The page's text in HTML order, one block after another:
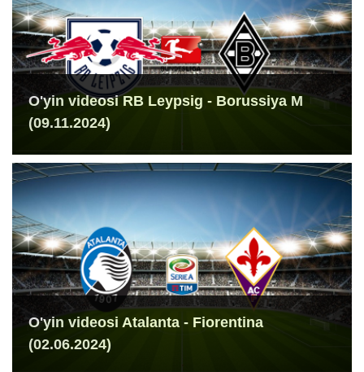
O'yin videosi RB Leypsig - Borussiya M
(09.11.2024)
O'yin videosi Atalanta - Fiorentina
(02.06.2024)